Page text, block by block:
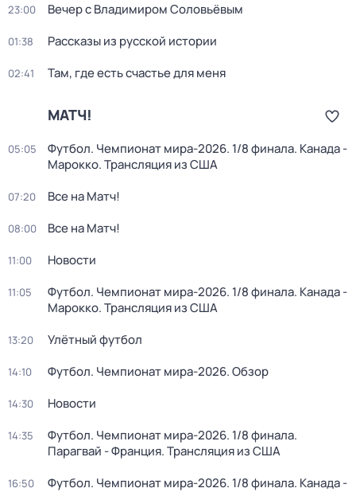
23:00 Вечер с Владимиром Соловьёвым
01:38 Рассказы из русской истории
02:41 Там, где есть счастье для меня
МАТЧ!
05:05
Футбол. Чемпионат мира-2026. 1/8 финала. Канада -
Марокко. Трансляция из США
07:20 Все на Матч!
08:00 Все на Матч!
11:00 Новости
11:05
Футбол. Чемпионат мира-2026. 1/8 финала. Канада -
Марокко. Трансляция из США
13:20 Улётный футбол
14:10 Футбол. Чемпионат мира-2026. Обзор
14:30 Новости
14:35
Футбол. Чемпионат мира-2026. 1/8 финала.
Парагвай - Франция. Трансляция из США
16:50
Футбол. Чемпионат мира-2026. 1/8 финала. Канада -